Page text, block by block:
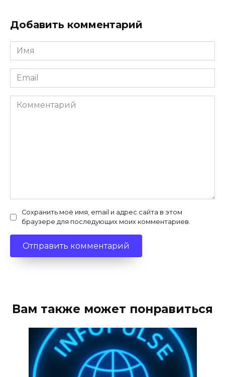
Добавить комментарий
Имя
*
Email
*
Комментарий
Сохранить моё имя, email и адрес сайта в этом
браузере для последующих моих комментариев.
Вам также может понравиться